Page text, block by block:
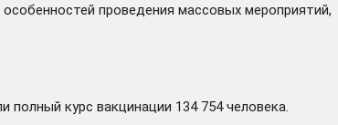
проведения массовых мероприятий,
курс вакцинации 134 754 человека.